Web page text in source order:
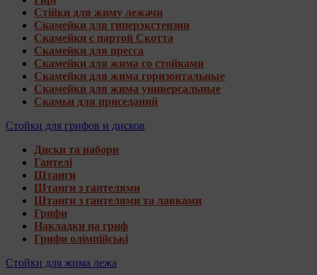
Стійки для жиму лежачи
Скамейки для гиперэкстензии
Скамейки с партой Скотта
Скамейки для пресса
Скамейки для жима со стойками
Скамейки для жима горизонтальные
Скамейки для жима универсальные
Скамьи для приседаний
Стойки для грифов и дисков
Диски та набори
Гантелі
Штанги
Штанги з гантелями
Штанги з гантелями та лавками
Грифи
Накладки на гриф
Грифи олімпійські
Стойки для жима лежа